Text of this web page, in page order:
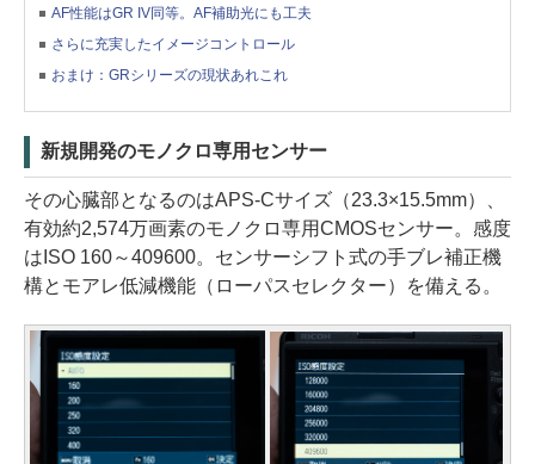
AF性能はGR IV同等。AF補助光にも工夫
さらに充実したイメージコントロール
おまけ：GRシリーズの現状あれこれ
新規開発のモノクロ専用センサー
その心臓部となるのはAPS-Cサイズ（23.3×15.5mm）、
有効約2,574万画素のモノクロ専用CMOSセンサー。感度
はISO 160～409600。センサーシフト式の手ブレ補正機
構とモアレ低減機能（ローパスセレクター）を備える。